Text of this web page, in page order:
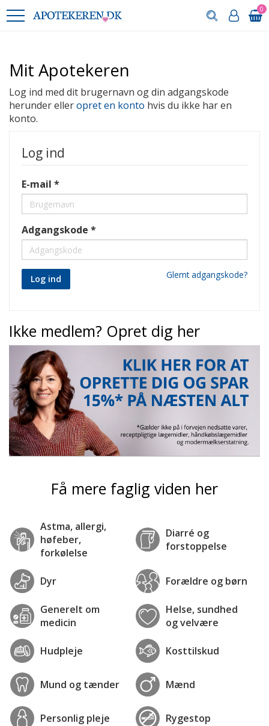
0
Mit Apotekeren
Log ind med dit brugernavn og din adgangskode
herunder elleropret en konto hvis du ikke har en
konto.
Log ind
E-mail
Adgangskode
Log ind Glemt adgangskode?
Ikke medlem? Opret dig her
Få mere faglig viden her
Astma, allergi,
høfeber,
forkølelse
Diarré og
forstoppelse
Dyr Forældre og børn
Generelt om
medicin
Helse, sundhed
og velvære
Hudpleje Kosttilskud
Mund og tænder Mænd
Personlig pleje Rygestop